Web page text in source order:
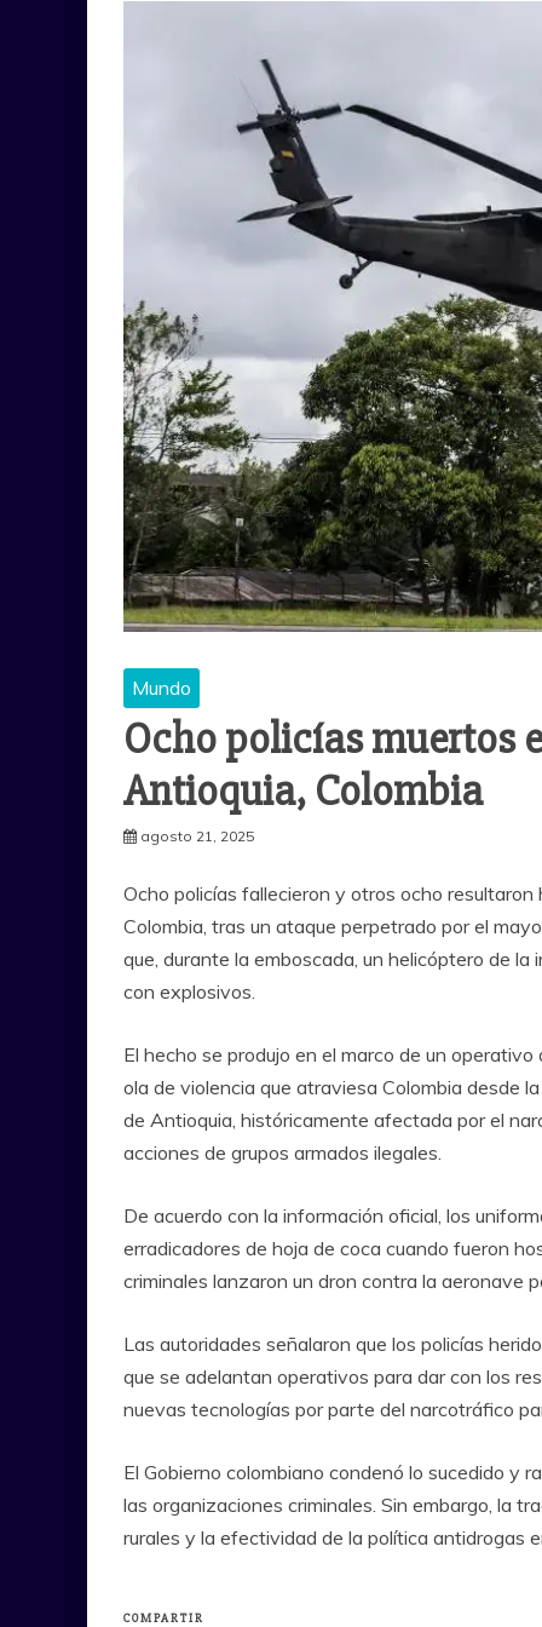
Mundo
Ocho policías muertos
Antioquia, Colombia
agosto 21, 2025
Ocho policías fallecieron y otros ocho
Colombia, tras un ataque perpetrado por el
que, durante la emboscada, un helicóptero de
con explosivos.
El hecho se produjo en el marco de un
ola de violencia que atraviesa Colombia desde
de Antioquia, históricamente afectada por el
acciones de grupos armados ilegales.
De acuerdo con la información oficial, los
erradicadores de hoja de coca cuando fueron
criminales lanzaron un dron contra la aeronave
Las autoridades señalaron que los policías
que se adelantan operativos para dar con los
nuevas tecnologías por parte del narcotráfico
El Gobierno colombiano condenó lo sucedido y
las organizaciones criminales. Sin embargo, la
rurales y la efectividad de la política antidrogas
COMPARTIR